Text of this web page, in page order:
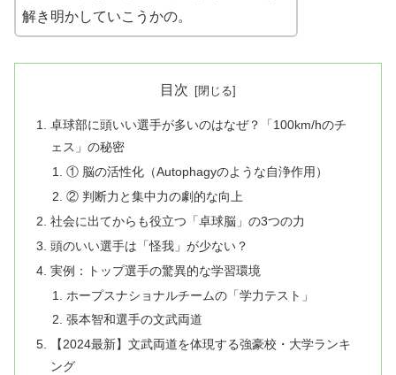
解き明かしていこうかの。
目次
卓球部に頭いい選手が多いのはなぜ？「100km/hのチ
ェス」の秘密
① 脳の活性化（Autophagyのような自浄作用）
② 判断力と集中力の劇的な向上
社会に出てからも役立つ「卓球脳」の3つの力
頭のいい選手は「怪我」が少ない？
実例：トップ選手の驚異的な学習環境
ホープスナショナルチームの「学力テスト」
張本智和選手の文武両道
【2024最新】文武両道を体現する強豪校・大学ランキ
ング